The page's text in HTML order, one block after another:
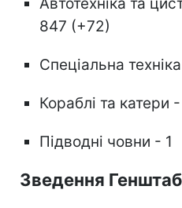
847 (+72)
Спеціальна
Кораблі та катери
Підводні човни - 1
Зведення